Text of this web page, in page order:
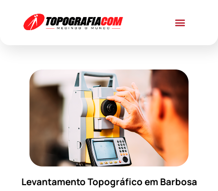
Levantamento Topográfico em Barbosa